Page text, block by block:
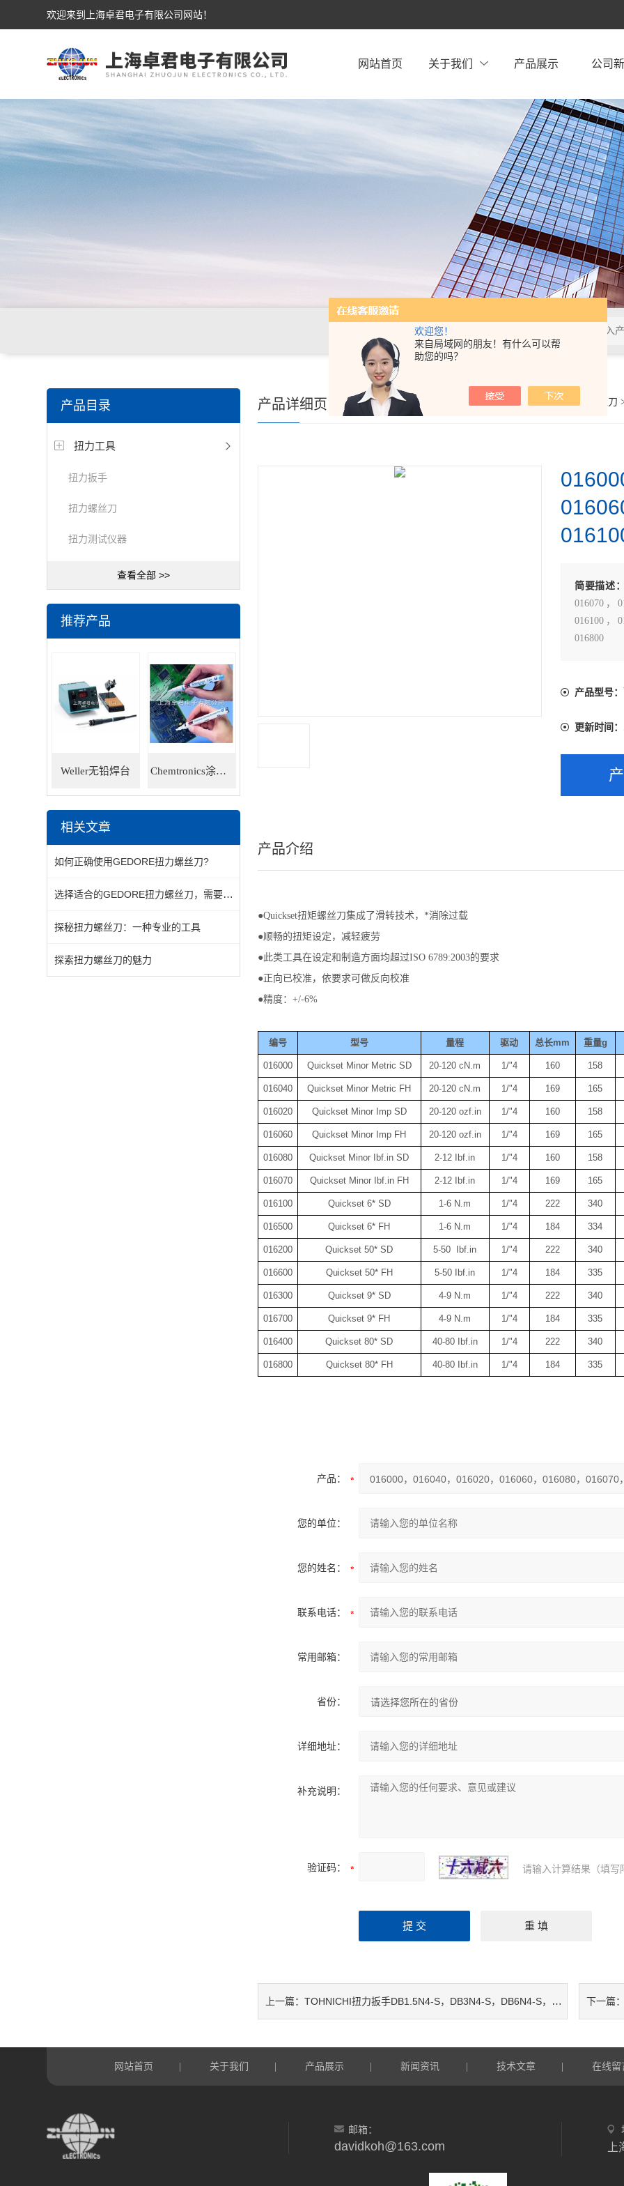
欢迎您！
来自局域网的朋友！有什么可以帮
助您的吗？
欢迎来到上海卓君电子有限公司网站！
网站首页 关于我们 产品展示 公司
产品目录
扭力工具
扭力扳手
扭力螺丝刀
扭力测试仪器
查看全部 >>
推荐产品
Weller无铅焊台 Chemtronics涂层笔
相关文章
如何正确使用GEDORE扭力螺丝刀?
选择适合的GEDORE扭力螺丝刀，需要综合考虑多个因素
探秘扭力螺丝刀：一种专业的工具
探索扭力螺丝刀的魅力
你的位置： 产品展示 扭力工具> 扭力螺丝刀
产品详细页
简要描述：
016070，
016100，
016800
产品型号：
更新时间：
产品介绍
●Quickset扭矩螺丝刀集成了滑转技术，*消除过载
●顺畅的扭矩设定，减轻疲劳
●此类工具在设定和制造方面均超过ISO 6789:2003的要求
●正向已校准，依要求可做反向校准
●精度：+/-6%
编号 型号 量程 驱动 总长mm 重量g
016000 Quickset Minor Metric SD 20-120 cN.m 1/"4 160 158
016040 Quickset Minor Metric FH 20-120 cN.m 1/"4 169 165
016020 Quickset Minor Imp SD 20-120 ozf.in 1/"4 160 158
016060 Quickset Minor Imp FH 20-120 ozf.in 1/"4 169 165
016080 Quickset Minor Ibf.in SD 2-12 Ibf.in 1/"4 160 158
016070 Quickset Minor Ibf.in FH 2-12 Ibf.in 1/"4 169 165
016100 Quickset 6* SD 1-6 N.m 1/"4 222 340
016500 Quickset 6* FH 1-6 N.m 1/"4 184 334
016200 Quickset 50* SD 5-50 Ibf.in 1/"4 222 340
016600 Quickset 50* FH 5-50 Ibf.in 1/"4 184 335
016300 Quickset 9* SD 4-9 N.m 1/"4 222 340
016700 Quickset 9* FH 4-9 N.m 1/"4 184 335
016400 Quickset 80* SD 40-80 Ibf.in 1/"4 222 340
016800 Quickset 80* FH 40-80 Ibf.in 1/"4 184 335
产品：
您的单位：
您的姓名：
联系电话：
常用邮箱：
省份：
详细地址：
补充说明：
验证码： 请输入计算结果（填写
上一篇： TOHNICHI扭力扳手DB1.5N4-S，DB3N4-S，DB6N4-S，DB12N4-S，DB25N-S，DB50N-S 下一篇
网站首页 关于我们 产品展示 新闻资讯 技术文章 在线留
邮箱：
davidkoh@163.com